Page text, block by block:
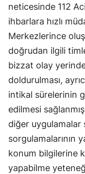
neticesinde 112
ihbarlara hızlı
Merkezlerince
doğrudan ilgili
bizzat olay
doldurulması,
intikal sürelerinin
edilmesi
diğer uygulamalar
sorgulamalarının
konum bilgilerine
yapabilme